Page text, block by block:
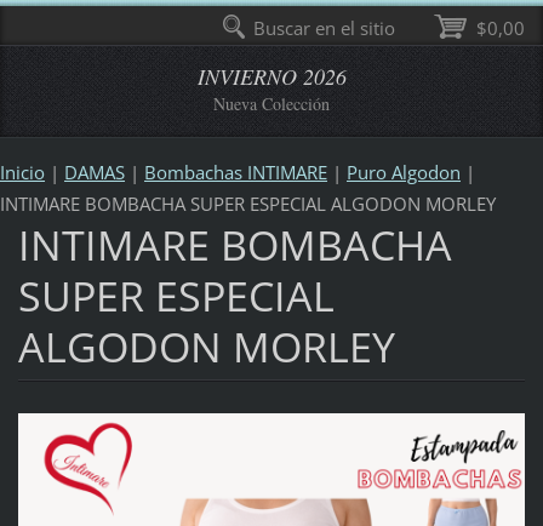
INVIERNO 2026
Nueva Colección
Inicio | DAMAS | Bombachas INTIMARE | Puro Algodon |
INTIMARE BOMBACHA SUPER ESPECIAL ALGODON MORLEY
INTIMARE BOMBACHA
SUPER ESPECIAL
ALGODON MORLEY
$0,00
Buscar en el sitio